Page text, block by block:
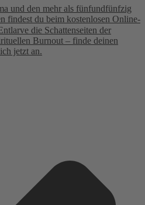
und den mehr als fünfundfünfzig
findest du beim kostenlosen Online-
die Schattenseiten der
Burnout – finde deinen
jetzt an.